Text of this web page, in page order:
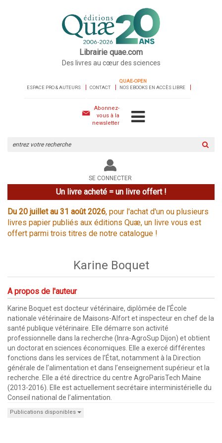
Librairie quae.com
Des livres au cœur des sciences
ESPACE PRO & AUTEURS CONTACT
QUAE-OPEN
NOS EBOOKS EN ACCÈS LIBRE
Abonnez-
vous à la
newsletter
le
site
SE CONNECTER
Un livre acheté = un livre offert !
Du 20 juillet au 31 août 2026, pour l'achat d'un ou plusieurs
livres papier publiés aux éditions Quæ, un livre vous est
offert parmi trois titres de notre catalogue !
Karine Boquet
A propos de l'auteur
Karine Boquet est docteur vétérinaire, diplômée de l’École
nationale vétérinaire de Maisons-Alfort et inspecteur en chef de la
santé publique vétérinaire. Elle démarre son activité
professionnelle dans la recherche (Inra-AgroSup Dijon) et obtient
un doctorat en sciences économiques. Elle a exercé différentes
fonctions dans les services de l’État, notamment à la Direction
générale de l’alimentation et dans l’enseignement supérieur et la
recherche. Elle a été directrice du centre AgroParisTech Maine
(2013-2016). Elle est actuellement secrétaire interministérielle du
Conseil national de l’alimentation.
Publications disponibles